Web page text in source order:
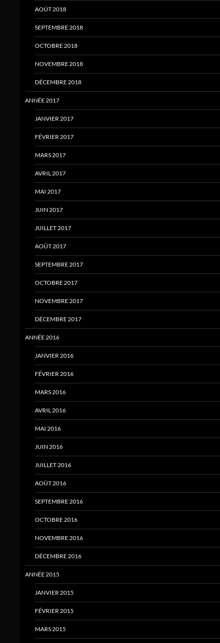
AOÛT 2018
SEPTEMBRE 2018
OCTOBRE 2018
NOVEMBRE 2018
DÉCEMBRE 2018
ANNÉE 2017
JANVIER 2017
FÉVRIER 2017
MARS 2017
AVRIL 2017
MAI 2017
JUIN 2017
JUILLET 2017
AOÛT 2017
SEPTEMBRE 2017
OCTOBRE 2017
NOVEMBRE 2017
DÉCEMBRE 2017
ANNÉE 2016
JANVIER 2016
FÉVRIER 2016
MARS 2016
AVRIL 2016
MAI 2016
JUIN 2016
JUILLET 2016
AOÛT 2016
SEPTEMBRE 2016
OCTOBRE 2016
NOVEMBRE 2016
DÉCEMBRE 2016
ANNÉE 2015
JANVIER 2015
FÉVRIER 2015
MARS 2015